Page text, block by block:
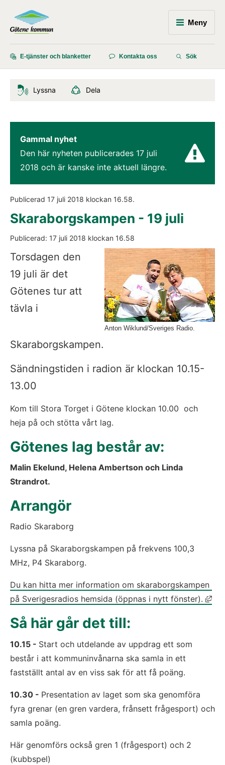
Meny
E-tjänster och blanketter Kontakta oss Sök
Lyssna Dela
Gammal nyhet
Den här nyheten publicerades 17 juli
2018 och är kanske inte aktuell längre.
Publicerad 17 juli 2018 klockan 16.58.
Skaraborgskampen - 19 juli
Publicerad: 17 juli 2018 klockan 16.58
Anton Wiklund/Sveriges Radio.
Torsdagen den
19 juli är det
Götenes tur att
tävla i
Skaraborgskampen.
Sändningstiden i radion är klockan 10.15-
13.00
Kom till Stora Torget i Götene klockan 10.00  och
heja på och stötta vårt lag.
Götenes lag består av:
Malin Ekelund, Helena Ambertson och Linda
Strandrot.
Arrangör
Radio Skaraborg
Lyssna på Skaraborgskampen på frekvens 100,3
MHz, P4 Skaraborg.
Du kan hitta mer information om skaraborgskampen
på Sverigesradios hemsida (öppnas i nytt fönster).
Så här går det till:
10.15 - Start och utdelande av uppdrag ett som
består i att kommuninvånarna ska samla in ett
fastställt antal av en viss sak för att få poäng.
10.30 - Presentation av laget som ska genomföra
fyra grenar (en gren vardera, frånsett frågesport) och
samla poäng.
Här genomförs också gren 1 (frågesport) och 2
(kubbspel)